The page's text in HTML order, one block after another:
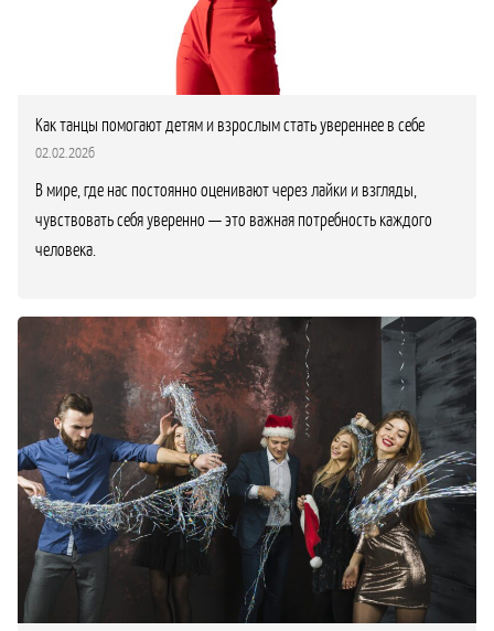
Как танцы помогают детям и взрослым стать увереннее в себе
02.02.2026
В мире, где нас постоянно оценивают через лайки и взгляды,
чувствовать себя уверенно — это важная потребность каждого
человека.